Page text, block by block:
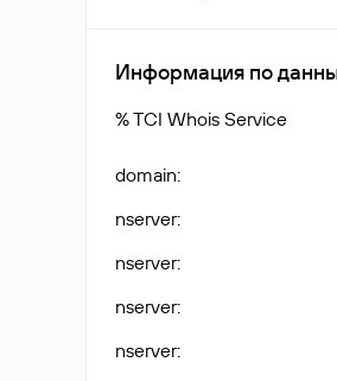
Информация по
% TCI Whois Service
domain:
nserver:
nserver:
nserver:
nserver: